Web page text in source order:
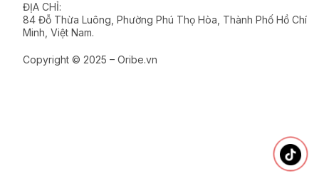
ĐỊA CHỈ:
84 Đỗ Thừa Luông, Phường Phú Thọ Hòa, Thành Phố Hồ Chí
Minh, Việt Nam.
Copyright © 2025 – Oribe.vn